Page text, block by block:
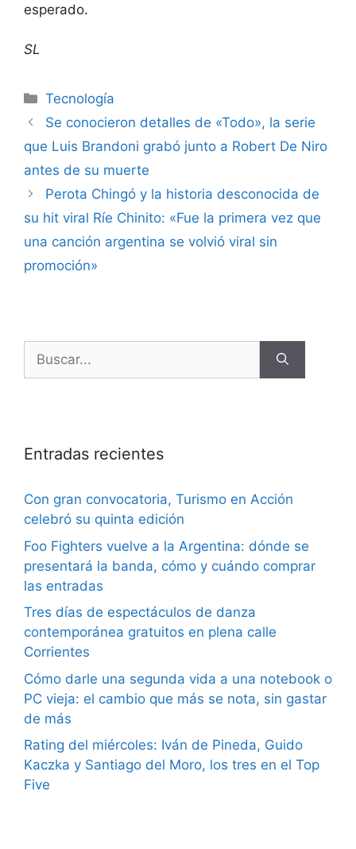
esperado.
SL
Tecnología
Se conocieron detalles de «Todo», la serie
que Luis Brandoni grabó junto a Robert De Niro
antes de su muerte
Perota Chingó y la historia desconocida de
su hit viral Ríe Chinito: «Fue la primera vez que
una canción argentina se volvió viral sin
promoción»
Entradas recientes
Con gran convocatoria, Turismo en Acción
celebró su quinta edición
Foo Fighters vuelve a la Argentina: dónde se
presentará la banda, cómo y cuándo comprar
las entradas
Tres días de espectáculos de danza
contemporánea gratuitos en plena calle
Corrientes
Cómo darle una segunda vida a una notebook o
PC vieja: el cambio que más se nota, sin gastar
de más
Rating del miércoles: Iván de Pineda, Guido
Kaczka y Santiago del Moro, los tres en el Top
Five